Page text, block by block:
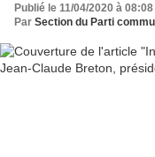
Publié le 11/04/2020 à 08:08
Par Section du Parti